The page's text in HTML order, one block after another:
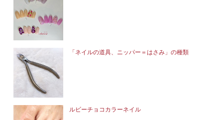
「ネイルの道具、ニッパー＝はさみ」の種類
ルビーチョコカラーネイル